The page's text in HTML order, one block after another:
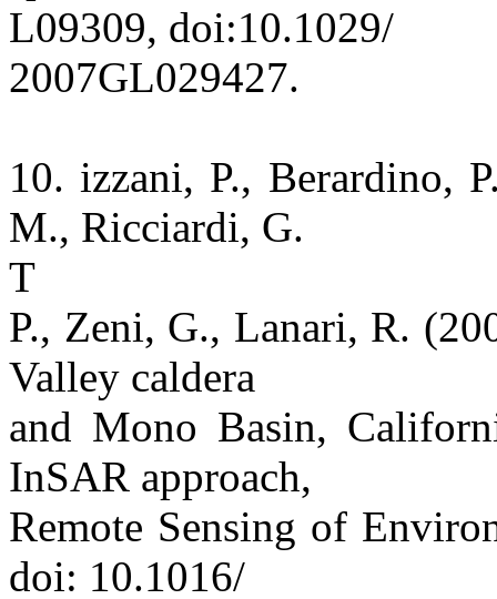
L09309, doi:10.1029/
2007GL029427.
10. izzani, P., Berardino,
M., Ricciardi, G.
T
P., Zeni, G., Lanari, R.
Valley caldera
and Mono Basin,
InSAR approach,
Remote Sensing of
doi: 10.1016/